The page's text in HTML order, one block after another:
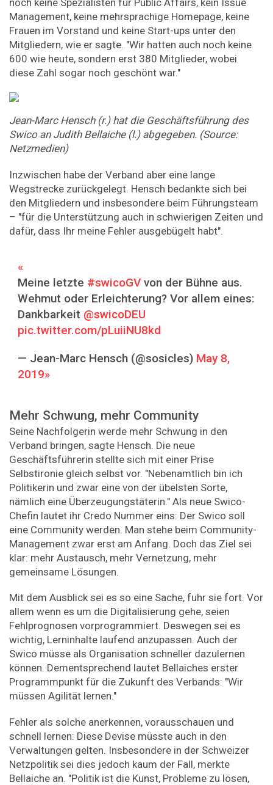
noch keine Spezialisten für Public Affairs, kein Issue
Management, keine mehrsprachige Homepage, keine
Frauen im Vorstand und keine Start-ups unter den
Mitgliedern, wie er sagte. "Wir hatten auch noch keine
600 wie heute, sondern erst 380 Mitglieder, wobei
diese Zahl sogar noch geschönt war."
Jean-Marc Hensch (r.) hat die Geschäftsführung des
Swico an Judith Bellaiche (l.) abgegeben. (Source:
Netzmedien)
Inzwischen habe der Verband aber eine lange
Wegstrecke zurückgelegt. Hensch bedankte sich bei
den Mitgliedern und insbesondere beim Führungsteam
– "für die Unterstützung auch in schwierigen Zeiten und
dafür, dass Ihr meine Fehler ausgebügelt habt".
Meine letzte #swicoGV von der Bühne aus.
Wehmut oder Erleichterung? Vor allem eines:
Dankbarkeit ⁦ @swicoDEU
pic.twitter.com/pLuiiNU8kd
— Jean-Marc Hensch (@sosicles) May 8,
2019
Mehr Schwung, mehr Community
Seine Nachfolgerin werde mehr Schwung in den
Verband bringen, sagte Hensch. Die neue
Geschäftsführerin stellte sich mit einer Prise
Selbstironie gleich selbst vor. "Nebenamtlich bin ich
Politikerin und zwar eine von der übelsten Sorte,
nämlich eine Überzeugungstäterin." Als neue Swico-
Chefin lautet ihr Credo Nummer eins: Der Swico soll
eine Community werden. Man stehe beim Community-
Management zwar erst am Anfang. Doch das Ziel sei
klar: mehr Austausch, mehr Vernetzung, mehr
gemeinsame Lösungen.
Mit dem Ausblick sei es so eine Sache, fuhr sie fort. Vor
allem wenn es um die Digitalisierung gehe, seien
Fehlprognosen vorprogrammiert. Deswegen sei es
wichtig, Lerninhalte laufend anzupassen. Auch der
Swico müsse als Organisation schneller dazulernen
können. Dementsprechend lautet Bellaiches erster
Programmpunkt für die Zukunft des Verbands: "Wir
müssen Agilität lernen."
Fehler als solche anerkennen, vorausschauen und
schnell lernen: Diese Devise müsste auch in den
Verwaltungen gelten. Insbesondere in der Schweizer
Netzpolitik sei dies jedoch kaum der Fall, merkte
Bellaiche an. "Politik ist die Kunst, Probleme zu lösen,